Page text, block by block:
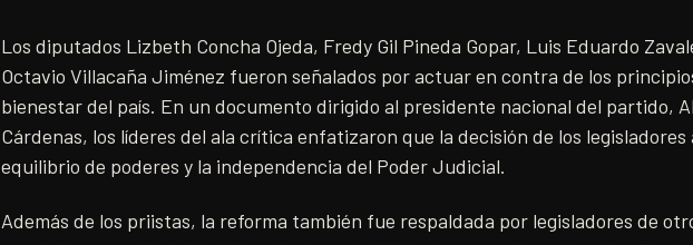
Los diputados Lizbeth Concha Ojeda, Fredy Gil Pineda Gopar, Luis Eduardo
Octavio Villacaña Jiménez fueron señalados por actuar en contra de los
bienestar del país. En un documento dirigido al presidente nacional del partido,
Cárdenas, los líderes del ala crítica enfatizaron que la decisión de los legisladores
equilibrio de poderes y la independencia del Poder Judicial.
Además de los priistas, la reforma también fue respaldada por legisladores de